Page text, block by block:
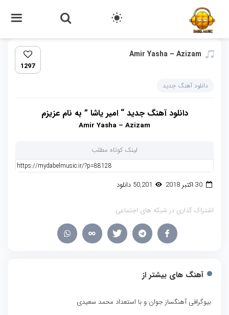
Amir Yasha – Azizam
1297
دانلود آهنگ جدید
دانلود آهنگ جدید “ امیر یاشا ” به نام عزیزم
Amir Yasha – Azizam
لینک کوتاه مطلب
30 اکتبر 2018
اشتراک گذاری در شبکه های اجتماعی
آهنگ های بیشتر از
بیوگرافی آهنگساز جوان و با استعداد محمد سعیدی